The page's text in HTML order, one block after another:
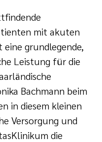
mit akuten
grundlegende,
Leistung für die
Bachmann beim
in diesem kleinen
Versorgung und
die